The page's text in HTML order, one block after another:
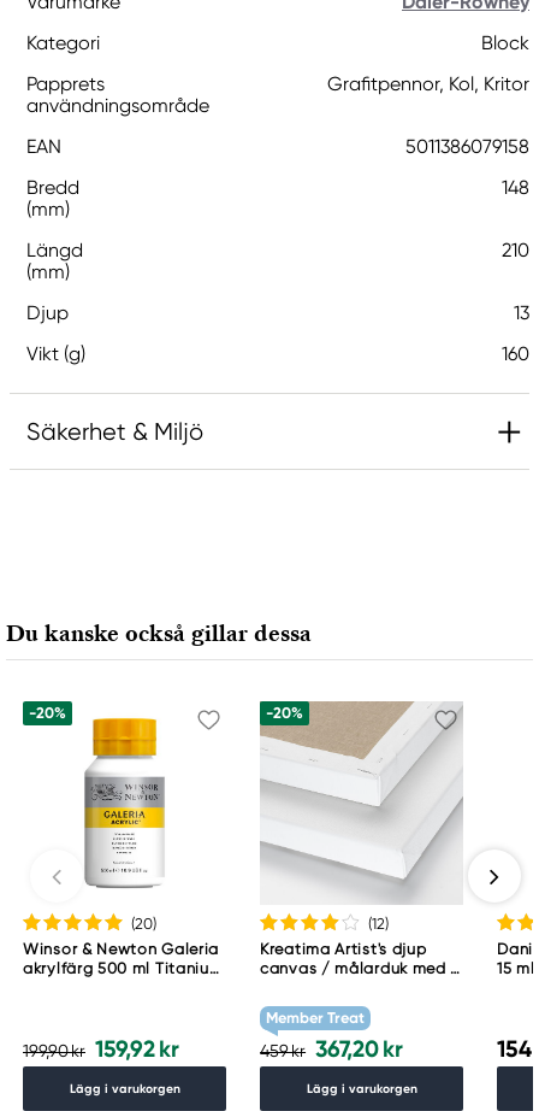
Kategori
Block
Papprets
användningsområde
Grafitpennor, Kol, Kritor
EAN
5011386079158
Bredd
(mm)
148
Längd
(mm)
210
Djup
13
Vikt (g)
160
Säkerhet & Miljö
20016 Pero (MI) Italy
fila@fila.it
Du kanske också gillar dessa
-20%
(20)
Winsor & Newton Galeria
akrylfärg 500 ml Titanium
199,90 kr 159,92 kr
Lägg i varukorgen
-20%
(12)
Kreatima Artist's djup
canvas / målarduk med 4
g/m²
Member Treat
459 kr 367,20 kr
Lägg i varukorgen
15